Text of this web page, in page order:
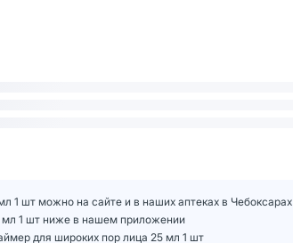
1 шт можно на сайте и в наших аптеках в Чебоксарах
мл 1 шт ниже в нашем приложении
для широких пор лица 25 мл 1 шт